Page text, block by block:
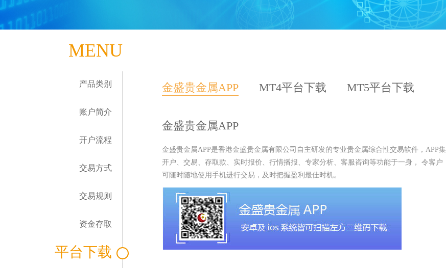
MENU
产品类别
账户简介
开户流程
交易方式
交易规则
资金存取
平台下载
金盛贵金属APP MT4平台下载 MT5平台下载
金盛贵金属APP
金盛贵金属APP是香港金盛贵金属有限公司自主研发的专业贵金属综合性交易软件，APP集
开户、交易、存取款、实时报价、行情播报、专家分析、客服咨询等功能于一身， 令客户
可随时随地使用手机进行交易，及时把握盈利最佳时机。